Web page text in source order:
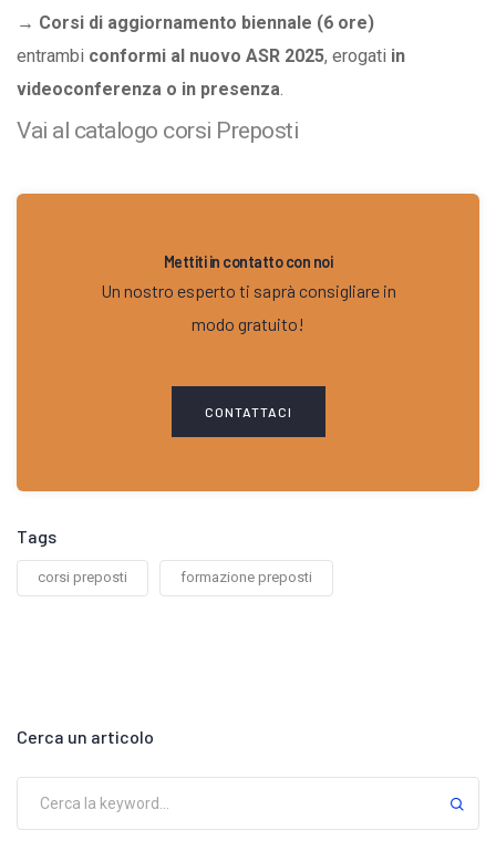
→ Corsi di aggiornamento biennale (6 ore)
entrambi conformi al nuovo ASR 2025, erogati in
videoconferenza o in presenza.
Vai al catalogo corsi Preposti
Mettiti in contatto con noi
Un nostro esperto ti saprà consigliare in
modo gratuito!
CONTATTACI
Tags
corsi preposti formazione preposti
Cerca un articolo